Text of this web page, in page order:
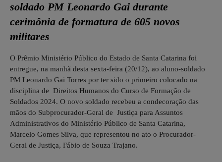
soldado PM Leonardo Gai durante
cerimônia de formatura de 605 novos
militares
O Prêmio Ministério Público do Estado de Santa Catarina foi
entregue, na manhã desta sexta-feira (20/12), ao aluno-soldado
PM Leonardo Gai Torres por ter sido o primeiro colocado na
disciplina de Direitos Humanos do Curso de Formação de
Soldados 2024. O novo soldado recebeu a condecoração das
mãos do Subprocurador-Geral de Justiça para Assuntos
Administrativos do Ministério Público de Santa Catarina,
Marcelo Gomes Silva, que representou no ato o Procurador-
Geral de Justiça, Fábio de Souza Trajano.